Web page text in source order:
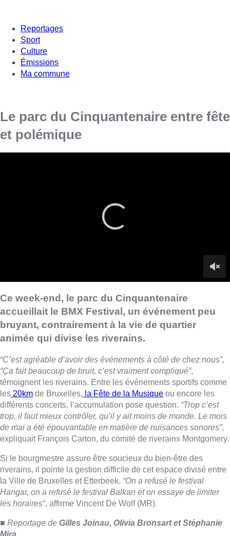
Reportages
Sport
Culture
Émissions
Ma commune
Le parc du Cinquantenaire entre fête
et polémique
“C’est agréable d’avoir des événements à côté de chez nous”,
“Ça fait beaucoup de bruit, c’est vraiment compliqué”
ou encore les
“Trop c’est
trop, il faut mieux contrôler, qu’il y ait moins de monde. Le mois
expliquait François Carton, du comité de riverains Montgomery.
Si le bourgmestre assure être soucieux du bien-être des
riverains, il pointe la gestion difficile de cet espace divisé entre
la Ville de Bruxelles et Etterbeek.“On a refusé le festival
Hangar, on a refusé le festival Balkan et on essaye de limiter
les horaires“, affirme Vincent De Wolf (MR).
■ Reportage deGilles Joinau, Olivia Bronsart et Stéphanie
Mira
Lire aussi :
Pizza Nizar: un coup de pub
inattendu grâce à l’IA